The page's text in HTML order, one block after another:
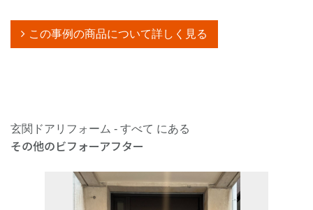
この事例の商品について詳しく見る
玄関ドアリフォーム - すべて にある
その他のビフォーアフター